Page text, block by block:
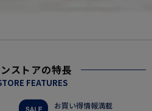
ストアの特長
FEATURES
お買い得情報満載